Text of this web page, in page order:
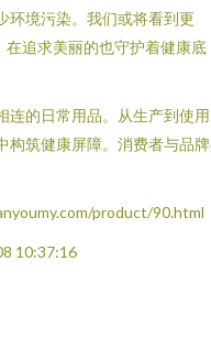
环境污染。我们或将看到更
在追求美丽的也守护着健康底
连的日常用品。从生产到使
构筑健康屏障。消费者与品
product/90.html
10:37:16